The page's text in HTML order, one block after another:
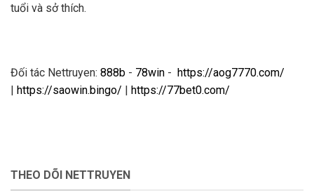
tuổi và sở thích.
Đối tác Nettruyen: 888b - 78win - https://aog7770.com/
| https://saowin.bingo/ | https://77bet0.com/
THEO DÕI NETTRUYEN